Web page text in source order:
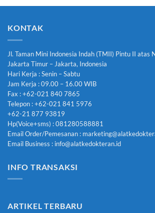
KONTAK
Jl. Taman Mini Indonesia Indah (TMII) Pintu II atas
Jakarta Timur – Jakarta, Indonesia
Hari Kerja : Senin – Sabtu
Jam Kerja : 09.00 – 16.00 WIB
Fax : +62-021 840 7865
Telepon : +62-021 841 5976
+62-21 877 93819
Hp(Voice+sms) : 081280588881
Email Order/Pemesanan :
Email Business : info@alatkedokteran.id
INFO TRANSAKSI
ARTIKEL TERBARU